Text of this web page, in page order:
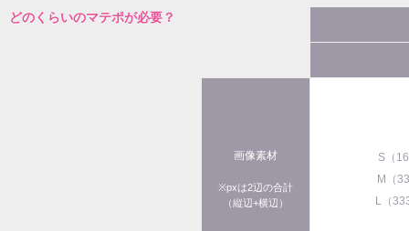
どのくらいのマテポが必要？
画像素材
※pxは2辺の合計
（縦辺+横辺）
S（
M（
L（